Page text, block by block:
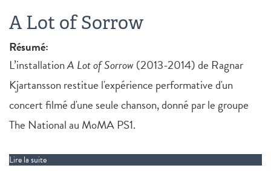
A Lot of Sorrow
Résumé:
L’installationA Lot of Sorrow(2013-2014) de Ragnar
Kjartansson restitue l'expérience performative d'un
concert filmé d'une seule chanson, donné par le groupe
The National au MoMA PS1.
Lire la suite